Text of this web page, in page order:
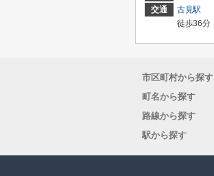
交通
古見駅
徒歩36分
市区町村から探す
町名から探す
路線から探す
駅から探す